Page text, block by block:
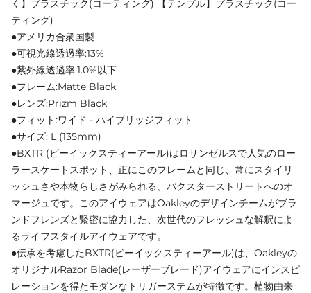
く】プラスチック(コーティング) 【テンプル】プラスチック(コー
ティング)
●アメリカ合衆国製
●可視光線透過率:13%
●紫外線透過率:1.0%以下
●フレーム:Matte Black
●レンズ:Prizm Black
●フィット:ワイド - ハイブリッジフィット
●サイズ: L (135mm)
●BXTR (ビーイックスティーアール)はロサンゼルスで人気のロー
ラースケートスポット、正にこのフレームと同じ、常にスタイリ
ッシュさや本物らしさがみられる、バクスターストリートへのオ
マージュです。このアイウェアはOakleyのデザインチームがブラ
ンドフレンズと緊密に協力した、次世代のフレッシュな解釈によ
るライフスタイルアイウェアです。
●伝承を考慮したBXTR(ビーイックスティーアール)は、Oakleyの
オリジナルRazor Blade(レーザーブレード)アイウェアにインスピ
レーションを得たモダンなトリガーステムが特徴です。植物由来